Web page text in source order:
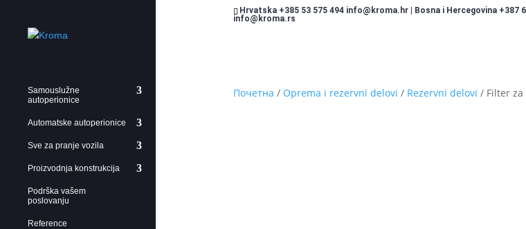
Hrvatska +385 53 575 494 info@kroma.hr | Bosna i Hercegovina
info@kroma.rs
Samouslužne
autoperionice
Automatske autoperionice
Sve za pranje vozila
Proizvodnja konstrukcija
Podrška vašem
poslovanju
Reference
Почетна / Oprema i rezervni delovi / Rezervni delovi / Filter za